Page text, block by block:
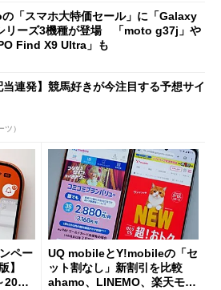
「スマホ大特価セール」に「Galaxy
リーズ3機種が登場 「moto g37j」や
Find X9 Ultra」も
当連発】競馬好きが今注目する予想サイ
ツ）
ペー
版】
20％
UQ mobileとY!mobileの「セ
ット割なし」新割引を比較
ahamo、LINEMO、楽天モバ